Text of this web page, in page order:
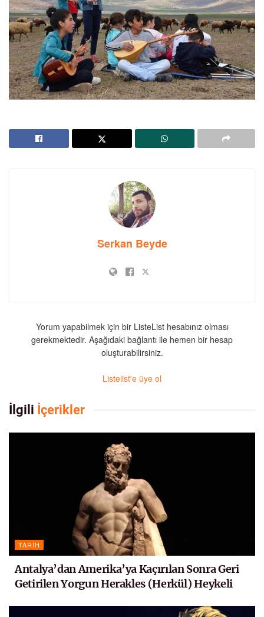
Serkan Beyde
Yorum yapabilmek için bir ListeList hesabınız olması
gerekmektedir. Aşağıdaki bağlantı ile hemen bir hesap
oluşturabilirsiniz.
Listelist'e üye ol
İlgili İçerikler
TARIH
Antalya’dan Amerika’ya Kaçırılan Sonra Geri
Getirilen Yorgun Herakles (Herkül) Heykeli